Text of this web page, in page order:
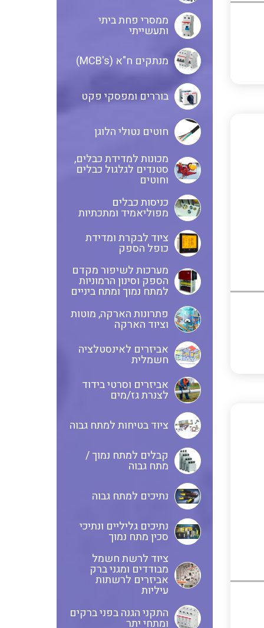
אביזרים לאינסטלציה חשמלית
ציוד בטיחות למתח גבוה
נתיכים למתח גבוה
ציוד לרשת חשמל מבודדים ומגני
ברק אביזרים לרשתות עיליות
איסוף נתונים על צריכת החשמל
ושידורם באלחוטי
אביזרי סימון וחיווט לחוטים
וכבלים
פסי צבירה 25 עד 6000 אמפר
כלי עבודה
קופסאות ולוחות תחת הטיח
המיועדות ללוחות גבס
אביזרי קצה – אינסטלציה
חשמלית SYSTEM CHORUS
לוחות שירות בשילוב מא"זים,
אינטרלוקים ושקעים
לוחות מודולריים להתקנה מעל
בקרי בטיחות
ממסרי בטיחות
בקרי טמפרטורה
תצוגת וצגים לאותות אנלוגיים
ממסרים גובה נוזל להתקנה על פס
דין
ספקי כח לפס דין חד פאזי / תלת
פאזי בזיווד מתכתי / פלסטי
מ"מ
תיבות לחצנים תעשייתיים
מערכות ממשקים לתקשורת I/O
ציוד שטח
ANYBUS – חיבורים של רשתות
תקשורת אחת לשנייה מכל סוג
ולכל סוג
ממסרי פחת ביתי
ותעשייתי
מנתקים ח"א (MCB's)
בוררים ומפסקי פקט
חוטים נטולי הלוגן
מכונות למדידת כבלים,
סטנדים לגלגול כבלים
וחוטים
כניסות כבלים
מפוליאמיד ומתכתיות
ציוד לבקרת ומדידת
כופל הספק
מערכות לשיפור מקדם
הספק וסינון הרמוניות
למתח נמוך ומתח ביניים
פתרונות הארקה, מוטות
וציוד הארקה
אביזרים לאינסטלציה
חשמלית
אביזרים וסרטי בידוד
לצנרת גז/מים
ציוד בטיחות למתח גבוה
קבלים למתח נמוך /
מתח גבוה
נתיכים למתח גבוה
נתיכים גליליים ונתיכי
סכין מתח נמוך
ציוד לרשת חשמל
מבודדים ומגני ברק
אביזרים לרשתות
עיליות
התקני הגנה בפני ברקים
ומתחי יתר